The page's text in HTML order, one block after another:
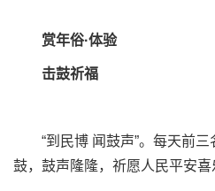
赏年俗·体验
击鼓祈福
“到民博 闻鼓声”。每天前三
鼓，鼓声隆隆，祈愿人民平安喜